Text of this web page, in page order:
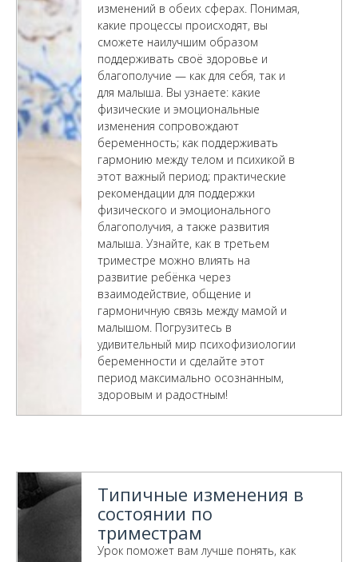
изменений в обеих сферах. Понимая,
какие процессы происходят, вы
сможете наилучшим образом
поддерживать своё здоровье и
благополучие — как для себя, так и
для малыша. Вы узнаете: какие
физические и эмоциональные
изменения сопровождают
беременность; как поддерживать
гармонию между телом и психикой в
этот важный период; практические
рекомендации для поддержки
физического и эмоционального
благополучия, а также развития
малыша. Узнайте, как в третьем
триместре можно влиять на
развитие ребёнка через
взаимодействие, общение и
гармоничную связь между мамой и
малышом. Погрузитесь в
удивительный мир психофизиологии
беременности и сделайте этот
период максимально осознанным,
здоровым и радостным!
Типичные изменения в
состоянии по
триместрам
Урок поможет вам лучше понять, как